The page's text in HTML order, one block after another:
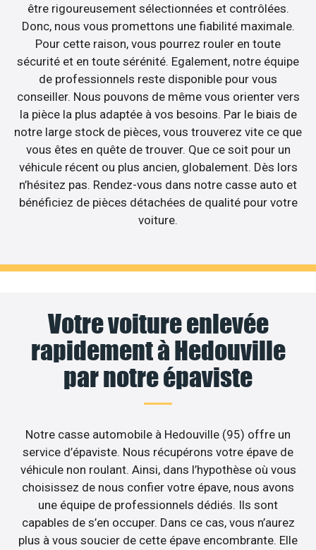
être rigoureusement sélectionnées et contrôlées.
Donc, nous vous promettons une fiabilité maximale.
Pour cette raison, vous pourrez rouler en toute
sécurité et en toute sérénité. Egalement, notre équipe
de professionnels reste disponible pour vous
conseiller. Nous pouvons de même vous orienter vers
la pièce la plus adaptée à vos besoins. Par le biais de
notre large stock de pièces, vous trouverez vite ce que
vous êtes en quête de trouver. Que ce soit pour un
véhicule récent ou plus ancien, globalement. Dès lors
n’hésitez pas. Rendez-vous dans notre casse auto et
bénéficiez de pièces détachées de qualité pour votre
voiture.
Votre voiture enlevée
rapidement à Hedouville
par notre épaviste
Notre casse automobile à Hedouville (95) offre un
service d’épaviste. Nous récupérons votre épave de
véhicule non roulant. Ainsi, dans l’hypothèse où vous
choisissez de nous confier votre épave, nous avons
une équipe de professionnels dédiés. Ils sont
capables de s’en occuper. Dans ce cas, vous n’aurez
plus à vous soucier de cette épave encombrante. Elle